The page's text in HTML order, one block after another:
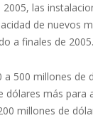
las
de nuevos
a finales de 2005.
500 millones
más para
millones de